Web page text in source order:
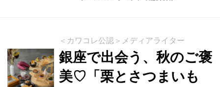
味に出会える表参道の人気店をめぐ
り、特別なひとときを味わってみませ
んか。 茶洒 金田中｜お茶と和食を“美
しく愉しむ”表参道の和モダンカフェ
＜カワコレ公認＞メディアライター
銀座で出会う、秋のご褒
美♡「栗とさつまいも